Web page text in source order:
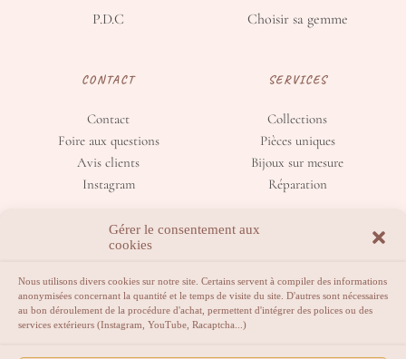
Gérer le consentement aux
cookies
Nous utilisons divers cookies sur notre site. Certains servent à compiler des informations
anonymisées concernant la quantité et le temps de visite du site. D'autres sont nécessaires
au bon déroulement de la procédure d'achat, permettent d'intégrer des polices ou des
services extérieurs (Instagram, YouTube, Racaptcha...)
P.D.C
Choisir sa gemme
CONTACT
Contact
Foire aux questions
Avis clients
Instagram
SERVICES
Collections
Pièces uniques
Bijoux sur mesure
Réparation